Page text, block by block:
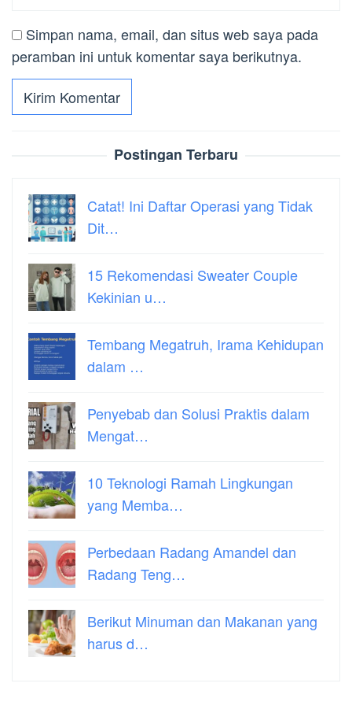
Simpan nama, email, dan situs web saya pada
peramban ini untuk komentar saya berikutnya.
Postingan Terbaru
Catat! Ini Daftar Operasi yang Tidak
Dit…
15 Rekomendasi Sweater Couple
Kekinian u…
Tembang Megatruh, Irama Kehidupan
dalam …
Penyebab dan Solusi Praktis dalam
Mengat…
10 Teknologi Ramah Lingkungan
yang Memba…
Perbedaan Radang Amandel dan
Radang Teng…
Berikut Minuman dan Makanan yang
harus d…